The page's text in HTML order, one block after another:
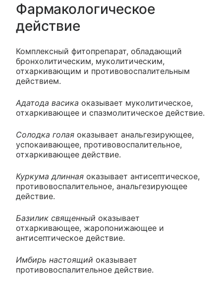
Фармакологическое
действие
Комплексный фитопрепарат, обладающий
бронхолитическим, муколитическим,
отхаркивающим и противовоспалительным
действием.
Адатода васика оказывает муколитическое,
отхаркивающее и спазмолитическое действие.
Солодка голая оказывает анальгезирующее,
успокаивающее, противовоспалительное,
отхаркивающее действие.
Куркума длинная оказывает антисептическое,
противовоспалительное, анальгезирующее
действие.
Базилик священный оказывает
отхаркивающее, жаропонижающее и
антисептическое действие.
Имбирь настоящий оказывает
противовоспалительное действие.